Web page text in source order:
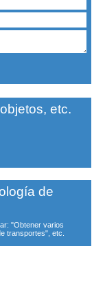
etc.
de
"Obtener varios
transportes", etc.